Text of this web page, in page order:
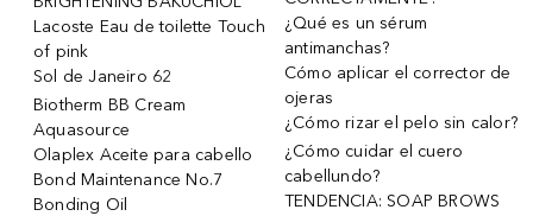
Lacoste Eau de toilette Touch
of pink
Sol de Janeiro 62
Biotherm BB Cream
Aquasource
Olaplex Aceite para cabello
Bond Maintenance No.7
Bonding Oil
¿Qué es un sérum
antimanchas?
Cómo aplicar el corrector de
ojeras
¿Cómo rizar el pelo sin calor?
¿Cómo cuidar el cuero
cabellundo?
TENDENCIA: SOAP BROWS